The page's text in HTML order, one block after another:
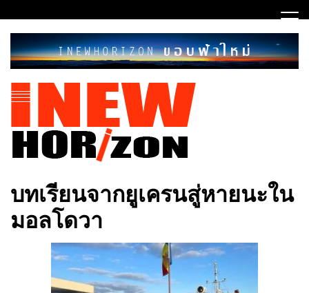
to
content
INEWHORIZON
บทเรียนจากยูเครนสู่หายนะใน
มอลโดวา